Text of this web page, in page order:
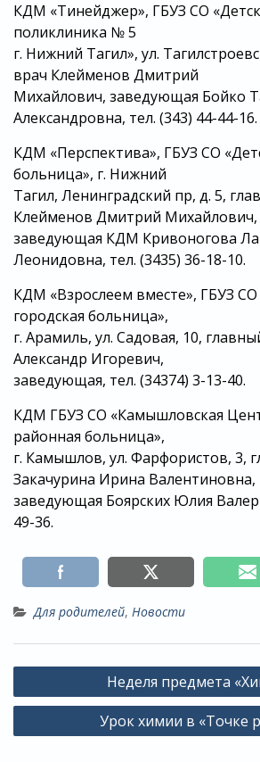
КДМ «Тинейджер», ГБУЗ СО
поликлиника № 5
г. Нижний Тагил», ул.
врач Клейменов Дмитрий
Михайлович, заведующая Бойко
Александровна, тел. (343) 44-44-16.
КДМ «Перспектива», ГБУЗ СО
больница», г. Нижний
Тагил, Ленинградский пр, д. 5,
Клейменов Дмитрий Михайлович,
заведующая КДМ Кривоногова
Леонидовна, тел. (3435) 36-18-10.
КДМ «Взрослеем вместе», ГБУЗ СО
городская больница»,
г. Арамиль, ул. Садовая, 10,
Александр Игоревич,
заведующая, тел. (34374) 3-13-40.
КДМ ГБУЗ СО «Камышловская
районная больница»,
г. Камышлов, ул. Фарфористов, 3,
Закачурина Ирина Валентиновна,
заведующая Боярских Юлия
49-36.
Для родителей, Новости
Навигация
по
Неделя предмета
Урок химии в «Точке